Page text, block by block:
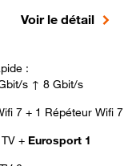
Voir le détail
:
s ↑ 8 Gbit/s
7 + 1 Répéteur Wifi 7
+ Eurosport 1